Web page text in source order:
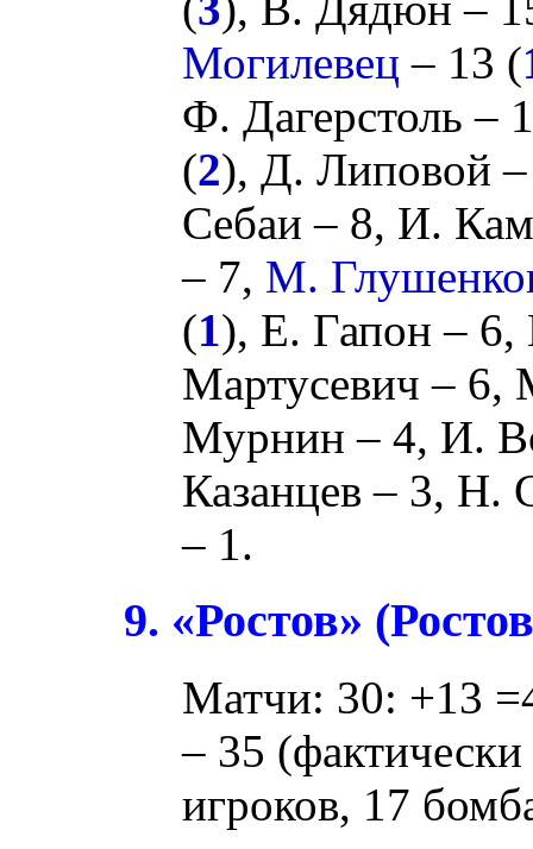
Могилевец – 13 (
Ф. Дагерстоль –
(2), Д. Липовой
Себаи – 8, И.
– 7, М.
(1), Е. Гапон – 6,
Мартусевич – 6,
Мурнин – 4, И.
Казанцев – 3, Н.
– 1.
9. «Ростов»
Матчи: 30: +13
– 35
игроков, 17